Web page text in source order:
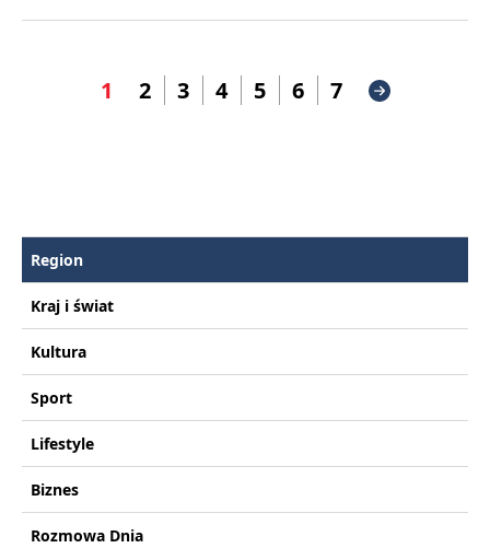
1 2 3 4 5 6 7
Region
Kraj i świat
Kultura
Sport
Lifestyle
Biznes
Rozmowa Dnia